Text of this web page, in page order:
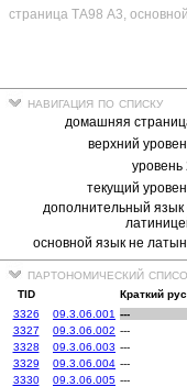
страница ТА98 A3,
навигация по списку
домашняя
верхний
уровень
текущий
дополнительный язык
основной язык не
партономический
TID
Краткий
3326
09.3.06.001 ---
3327
09.3.06.002 ---
3328
09.3.06.003 ---
3329
09.3.06.004 ---
3330
09.3.06.005 ---